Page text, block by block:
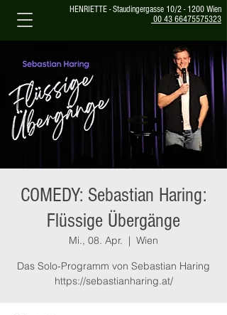
HENRIETTE - Staudingergasse 10/2 - 1200 Wien
00 43 66475575323
COMEDY: Sebastian Haring:
Flüssige Übergänge
Mi., 08. Apr.
  |
Wien
Das Solo-Programm von Sebastian Haring
https://sebastianharing.at/